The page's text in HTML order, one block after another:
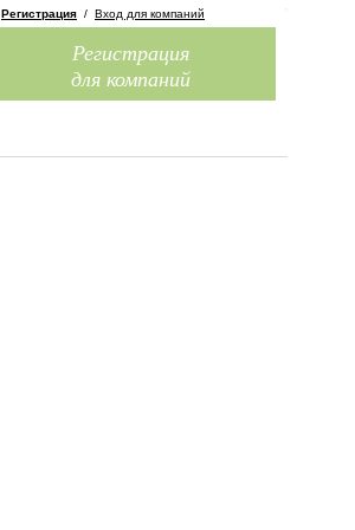
Регистрация / Вход для компаний
Регистрация
для компаний